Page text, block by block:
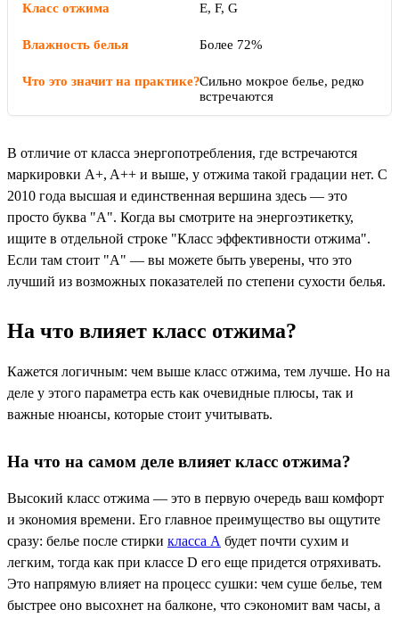
E, F, G
Более 72%
Сильно мокрое белье, редко
встречаются
В отличие от класса энергопотребления, где встречаются
маркировки A+, A++ и выше, у отжима такой градации нет. С
2010 года высшая и единственная вершина здесь — это
просто буква "A". Когда вы смотрите на энергоэтикетку,
ищите в отдельной строке "Класс эффективности отжима".
Если там стоит "A" — вы можете быть уверены, что это
лучший из возможных показателей по степени сухости белья.
На что влияет класс отжима?
Кажется логичным: чем выше класс отжима, тем лучше. Но на
деле у этого параметра есть как очевидные плюсы, так и
важные нюансы, которые стоит учитывать.
На что на самом деле влияет класс отжима?
Высокий класс отжима — это в первую очередь ваш комфорт
и экономия времени. Его главное преимущество вы ощутите
сразу: белье после стирки класса А будет почти сухим и
легким, тогда как при классе D его еще придется отряхивать.
Это напрямую влияет на процесс сушки: чем суше белье, тем
быстрее оно высохнет на балконе, что сэкономит вам часы, а